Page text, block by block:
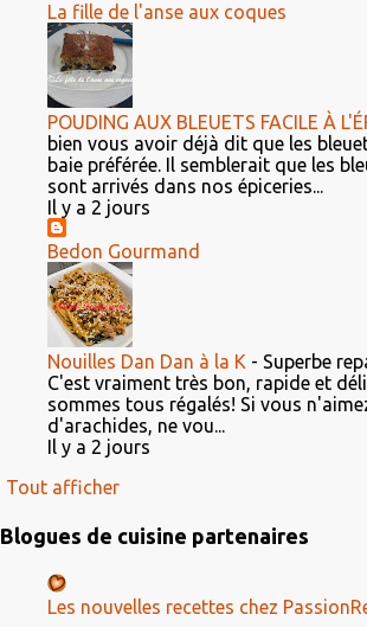
La fille de l'anse aux coques
POUDING AUX BLEUETS FACILE À
bien vous avoir déjà dit que les
baie préférée. Il semblerait que les
sont arrivés dans nos épiceries...
Il y a 2 jours
Bedon Gourmand
Nouilles Dan Dan à la K - Superbe
C'est vraiment très bon, rapide et
sommes tous régalés! Si vous
d'arachides, ne vou...
Il y a 2 jours
Tout afficher
Blogues de cuisine partenaires
Les nouvelles recettes chez